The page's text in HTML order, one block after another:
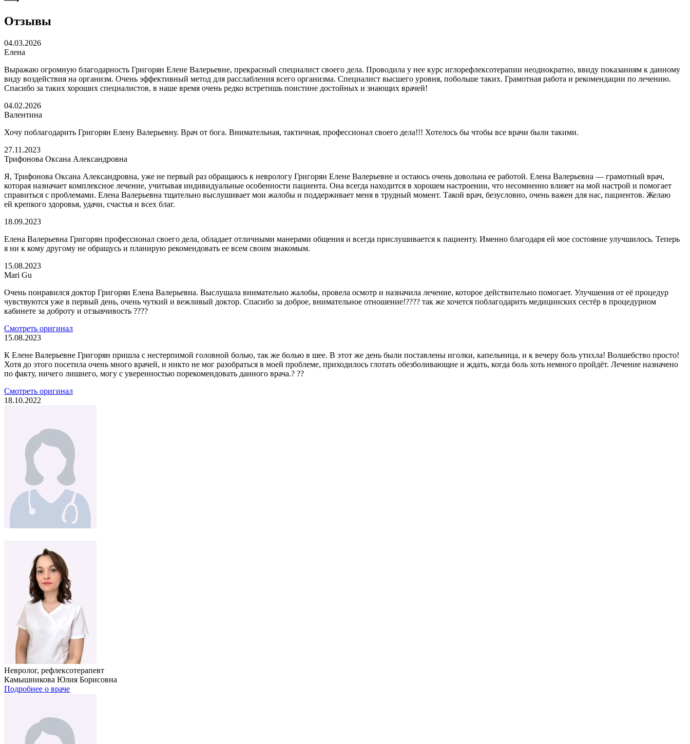
Отзывы
04.03.2026
Елена
Выражаю огромную благодарность Григорян Елене Валерьевне, прекрасный специалист своего дела. Проводила у нее курс иглорефлексотерапии неоднократно, ввиду показаниям к данному
виду воздействия на организм. Очень эффективный метод для расслабления всего организма. Специалист высшего уровня, побольше таких. Грамотная работа и рекомендации по лечению.
Спасибо за таких хороших специалистов, в наше время очень редко встретишь поистине достойных и знающих врачей!
04.02.2026
Валентина
Хочу поблагодарить Григорян Елену Валерьевну. Врач от бога. Внимательная, тактичная, профессионал своего дела!!! Хотелось бы чтобы все врачи были такими.
27.11.2023
Трифонова Оксана Александровна
Я, Трифонова Оксана Александровна, уже не первый раз обращаюсь к неврологу Григорян Елене Валерьевне и остаюсь очень довольна ее работой. Елена Валерьевна — грамотный врач,
которая назначает комплексное лечение, учитывая индивидуальные особенности пациента. Она всегда находится в хорошем настроении, что несомненно влияет на мой настрой и помогает
справиться с проблемами. Елена Валерьевна тщательно выслушивает мои жалобы и поддерживает меня в трудный момент. Такой врач, безусловно, очень важен для нас, пациентов. Желаю
ей крепкого здоровья, удачи, счастья и всех благ.
18.09.2023
Елена Валерьевна Григорян профессионал своего дела, обладает отличными манерами общения и всегда прислушивается к пациенту. Именно благодаря ей мое состояние улучшилось. Теперь
я ни к кому другому не обращусь и планирую рекомендовать ее всем своим знакомым.
15.08.2023
Mari Gu
Очень понравился доктор Григорян Елена Валерьевна. Выслушала внимательно жалобы, провела осмотр и назначила лечение, которое действительно помогает. Улучшения от её процедур
чувствуются уже в первый день, очень чуткий и вежливый доктор. Спасибо за доброе, внимательное отношение!???? так же хочется поблагодарить медицинских сестёр в процедурном
кабинете за доброту и отзывчивость ????
Смотреть оригинал
15.08.2023
К Елене Валерьевне Григорян пришла с нестерпимой головной болью, так же болью в шее. В этот же день были поставлены иголки, капельница, и к вечеру боль утихла! Волшебство просто!
Хотя до этого посетила очень много врачей, и никто не мог разобраться в моей проблеме, приходилось глотать обезболивающие и ждать, когда боль хоть немного пройдёт. Лечение назначено
по факту, ничего лишнего, могу с уверенностью порекомендовать данного врача.? ??
Смотреть оригинал
18.10.2022
Невролог, рефлексотерапевт
Камышникова Юлия Борисовна
Подробнее о враче